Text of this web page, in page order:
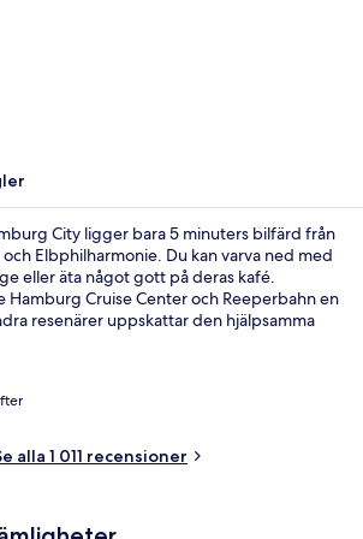
City ligger bara 5 minuters bilfärd från
Elbphilharmonie. Du kan varva ned med
eller äta något gott på deras kafé.
Hamburg Cruise Center och Reeperbahn en
resenärer uppskattar den hjälpsamma
att gå och till Steinstraße station är det
alla 1 011 recensioner